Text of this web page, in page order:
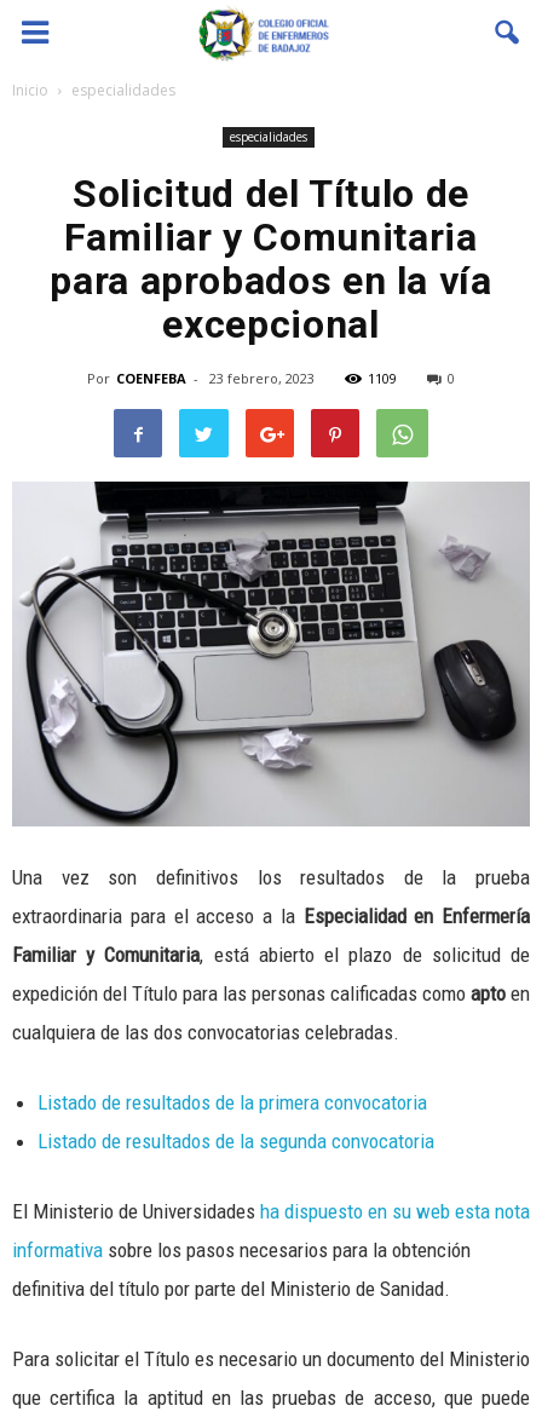
Coenfeba
Inicio especialidades
especialidades
Solicitud del Título de
Familiar y Comunitaria
para aprobados en la vía
excepcional
Por COENFEBA - 23 febrero, 2023 1109 0
Una vez son definitivos los resultados de la prueba
extraordinaria para el acceso a la Especialidad en Enfermería
Familiar y Comunitaria, está abierto el plazo de solicitud de
expedición del Título para las personas calificadas como apto en
cualquiera de las dos convocatorias celebradas.
Listado de resultados de la primera convocatoria
Listado de resultados de la segunda convocatoria
El Ministerio de Universidades ha dispuesto en su web esta nota
informativa sobre los pasos necesarios para la obtención
definitiva del título por parte del Ministerio de Sanidad.
Para solicitar el Título es necesario un documento del Ministerio
que certifica la aptitud en las pruebas de acceso, que puede